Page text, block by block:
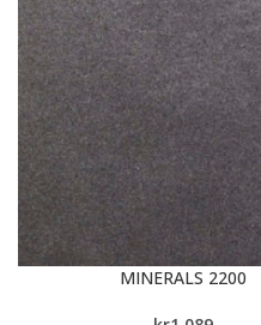
MINERALS 2200